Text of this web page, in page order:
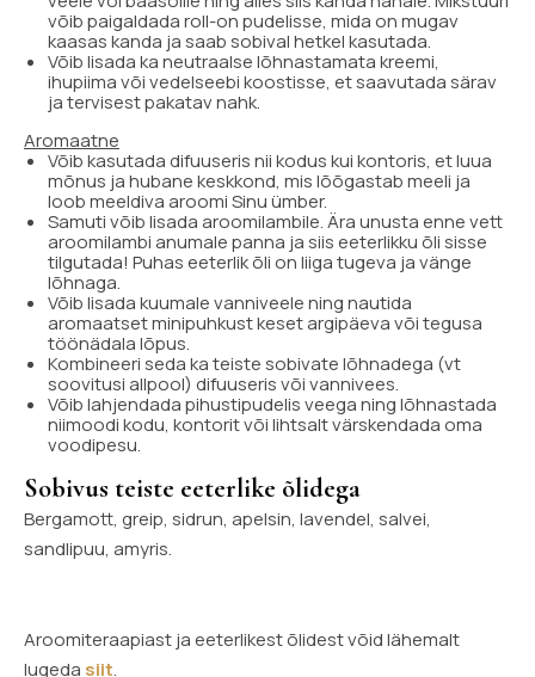
võib paigaldada roll-on pudelisse, mida on mugav
kaasas kanda ja saab sobival hetkel kasutada.
Võib lisada ka neutraalse lõhnastamata kreemi,
ihupiima või vedelseebi koostisse, et saavutada särav
ja tervisest pakatav nahk.
Aromaatne
Võib kasutada difuuseris nii kodus kui kontoris, et luua
mõnus ja hubane keskkond, mis lõõgastab meeli ja
loob meeldiva aroomi Sinu ümber.
Samuti võib lisada aroomilambile. Ära unusta enne vett
aroomilambi anumale panna ja siis eeterlikku õli sisse
tilgutada! Puhas eeterlik õli on liiga tugeva ja vänge
lõhnaga.
Võib lisada kuumale vanniveele ning nautida
aromaatset minipuhkust keset argipäeva või tegusa
töönädala lõpus.
Kombineeri seda ka teiste sobivate lõhnadega (vt
soovitusi allpool) difuuseris või vannivees.
Võib lahjendada pihustipudelis veega ning lõhnastada
niimoodi kodu, kontorit või lihtsalt värskendada oma
voodipesu.
Sobivus teiste eeterlike õlidega
Bergamott, greip, sidrun, apelsin, lavendel, salvei,
sandlipuu, amyris.
Aroomiteraapiast ja eeterlikest õlidest võid lähemalt
lugeda siit.